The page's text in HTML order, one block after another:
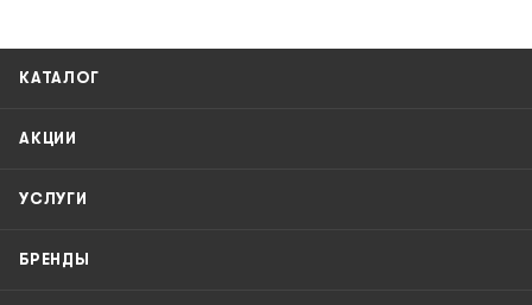
КАТАЛОГ
АКЦИИ
УСЛУГИ
БРЕНДЫ